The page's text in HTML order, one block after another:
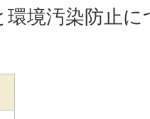
環境汚染防止